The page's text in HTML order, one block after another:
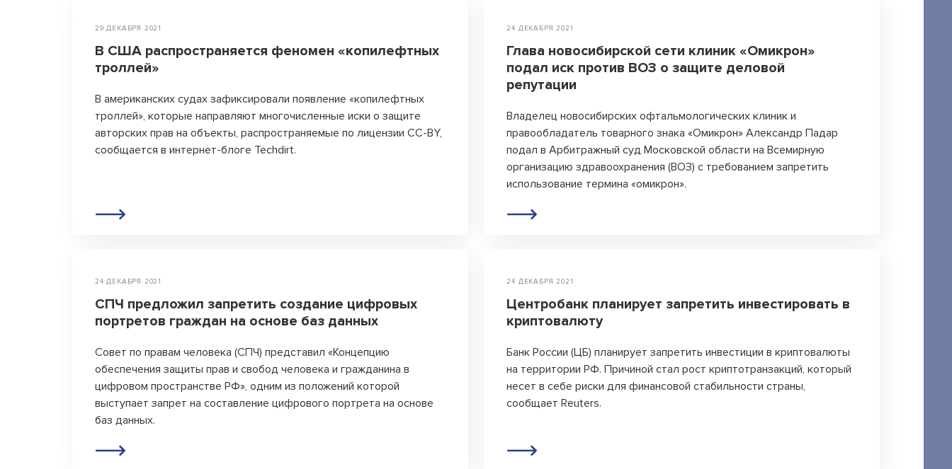
29 ДЕКАБРЯ 2021
В США распространяется феномен «копилефтных
троллей»
В американских судах зафиксировали появление «копилефтных
троллей», которые направляют многочисленные иски о защите
авторских прав на объекты, распространяемые по лицензии CC-BY,
сообщается в интернет-блоге Techdirt.
24 ДЕКАБРЯ 2021
Глава новосибирской сети клиник «Омикрон»
подал иск против ВОЗ о защите деловой
репутации
Владелец новосибирских офтальмологических клиник и
правообладатель товарного знака «Омикрон» Александр Падар
подал в Арбитражный суд Московской области на Всемирную
организацию здравоохранения (ВОЗ) с требованием запретить
использование термина «омикрон».
24 ДЕКАБРЯ 2021
СПЧ предложил запретить создание цифровых
портретов граждан на основе баз данных
Совет по правам человека (СПЧ) представил «Концепцию
обеспечения защиты прав и свобод человека и гражданина в
цифровом пространстве РФ», одним из положений которой
выступает запрет на составление цифрового портрета на основе
баз данных.
24 ДЕКАБРЯ 2021
Центробанк планирует запретить инвестировать в
криптовалюту
Банк России (ЦБ) планирует запретить инвестиции в криптовалюты
на территории РФ. Причиной стал рост криптотранзакций, который
несет в себе риски для финансовой стабильности страны,
сообщает Reuters.